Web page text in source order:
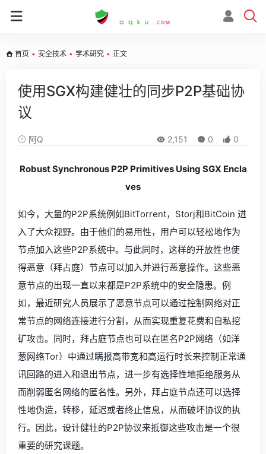
首页 • 安全技术 • 学术研究 • 正文
使用SGX构建健壮的同步P2P基础协
议
阿Q 2,151 0 0
Robust Synchronous P2P Primitives Using SGX Encla
ves
如今，大量的P2P系统例如BitTorrent，Storj和BitCoin 进
入了大众视野。由于他们的易用性，用户可以轻松地作为
节点加入这些P2P系统中。与此同时，这样的开放性也使
得恶意（拜占庭）节点可以加入并进行恶意操作。这些恶
意节点的出现一直以来都是P2P系统中的安全隐患。例
如，最近研究人员展示了恶意节点可以通过控制网络对正
常节点的网络连接进行分割，从而实现重复花费和自私挖
矿攻击。同时，拜占庭节点也可以在匿名P2P网络（如洋
葱网络Tor）中通过瞒报高带宽和高运行时长来控制正常通
讯回路的进入和退出节点，进一步有选择性地拒绝服务从
而削弱匿名网络的匿名性。另外，拜占庭节点还可以选择
性地伪造，转移，延迟或者终止信息，从而破坏协议的执
行。因此，设计健壮的P2P协议来抵御这些攻击是一个很
重要的研究课题。